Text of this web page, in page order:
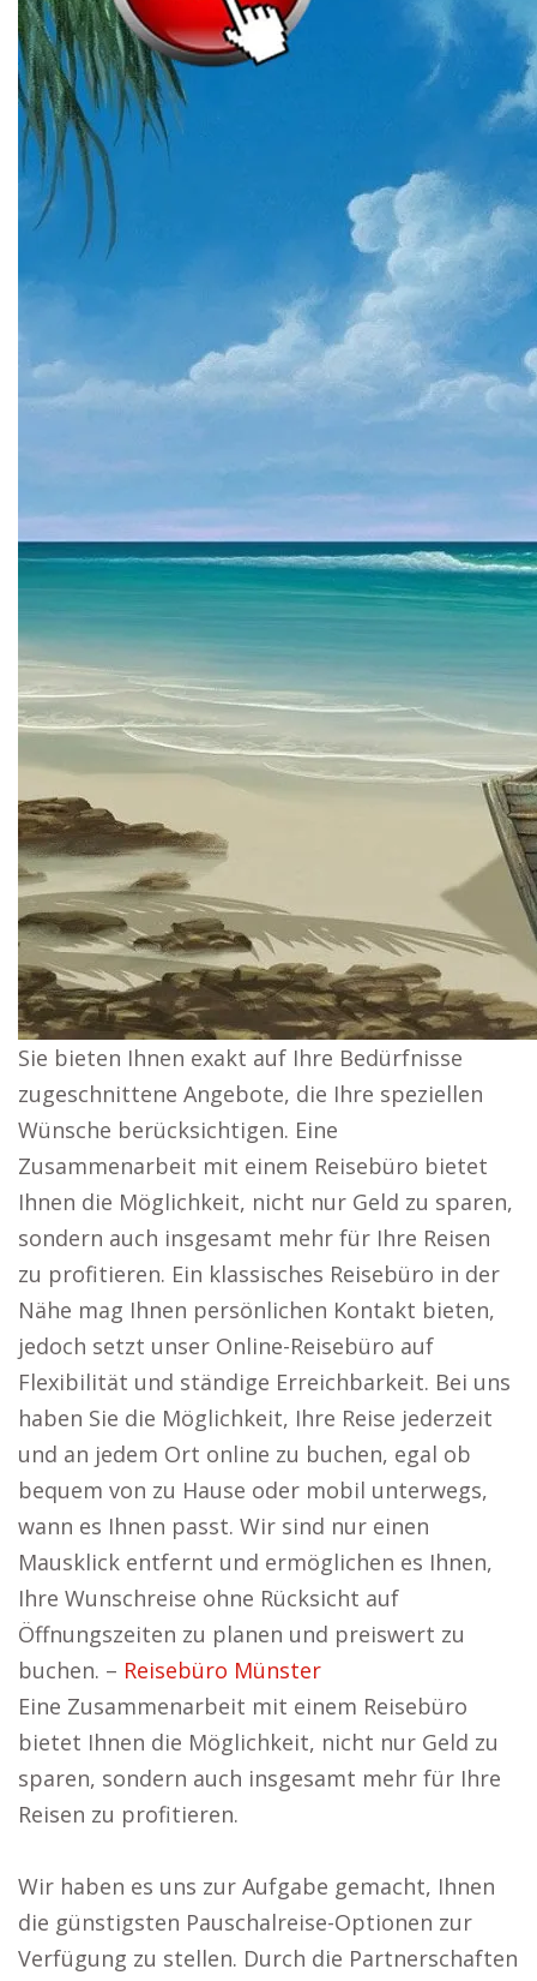
Sie bieten Ihnen exakt auf Ihre Bedürfnisse
zugeschnittene Angebote, die Ihre speziellen
Wünsche berücksichtigen. Eine
Zusammenarbeit mit einem Reisebüro bietet
Ihnen die Möglichkeit, nicht nur Geld zu sparen,
sondern auch insgesamt mehr für Ihre Reisen
zu profitieren. Ein klassisches Reisebüro in der
Nähe mag Ihnen persönlichen Kontakt bieten,
jedoch setzt unser Online-Reisebüro auf
Flexibilität und ständige Erreichbarkeit. Bei uns
haben Sie die Möglichkeit, Ihre Reise jederzeit
und an jedem Ort online zu buchen, egal ob
bequem von zu Hause oder mobil unterwegs,
wann es Ihnen passt. Wir sind nur einen
Mausklick entfernt und ermöglichen es Ihnen,
Ihre Wunschreise ohne Rücksicht auf
Öffnungszeiten zu planen und preiswert zu
buchen. – Reisebüro Münster
Eine Zusammenarbeit mit einem Reisebüro
bietet Ihnen die Möglichkeit, nicht nur Geld zu
sparen, sondern auch insgesamt mehr für Ihre
Reisen zu profitieren.
Wir haben es uns zur Aufgabe gemacht, Ihnen
die günstigsten Pauschalreise-Optionen zur
Verfügung zu stellen. Durch die Partnerschaften